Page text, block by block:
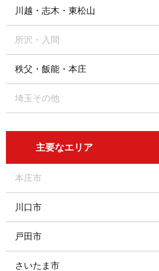
川越・志木・東松山
所沢・入間
秩父・飯能・本庄
埼玉その他
主要なエリア
本庄市
川口市
戸田市
さいたま市